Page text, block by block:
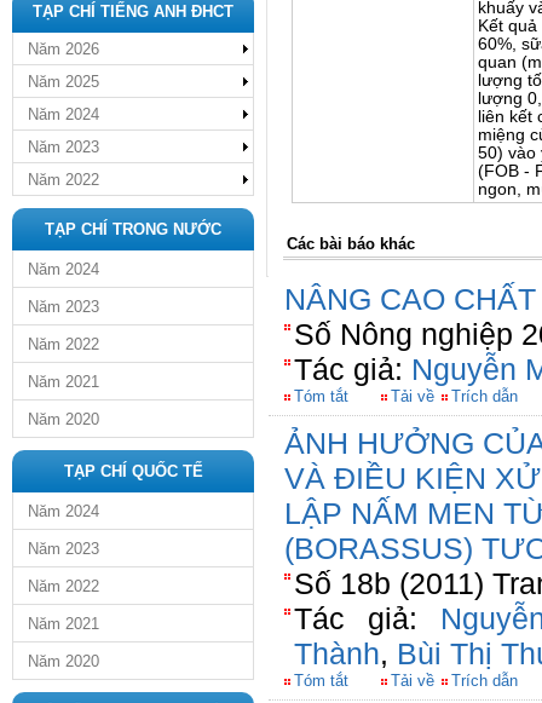
TẠP CHÍ TIẾNG ANH ĐHCT
Năm 2026
Năm 2025
Năm 2024
Năm 2023
Năm 2022
TẠP CHÍ TRONG NƯỚC
Năm 2024
Năm 2023
Năm 2022
Năm 2021
Năm 2020
TẠP CHÍ QUỐC TẾ
Năm 2024
Năm 2023
Năm 2022
Năm 2021
Năm 2020
khuấy
Kết
60%,
quan
lượng
lượng
liên kết
miệng
50) vào
(FOB -
ngon,
Các bài báo khác
NÂNG CAO
Số Nông nghiệp
Tác giả: Nguyễn
Tóm tắt Tải về Trích dẫn
ẢNH HƯỞNG
VÀ ĐIỀU KIỆN
LẬP NẤM MEN
(BORASSUS)
Số 18b (2011)
Tác giả:
Thành, Bùi Thị
Tóm tắt Tải về Trích dẫn